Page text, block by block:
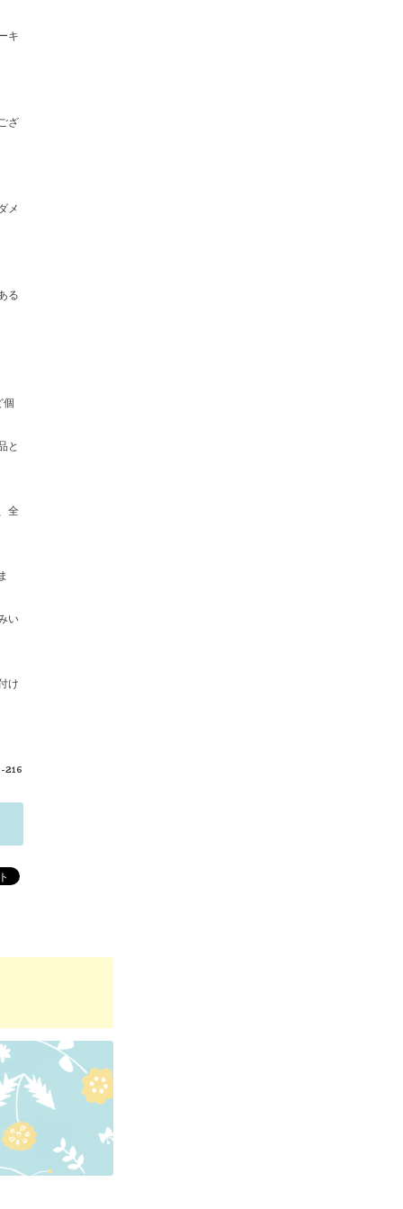
キ
ざ
メ
る
個
と
全
い
け
216